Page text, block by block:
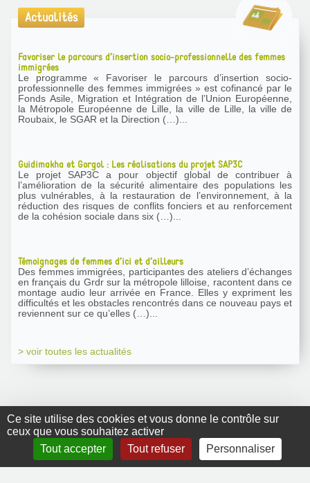
Ce site utilise des cookies et vous donne le contrôle sur
ceux que vous souhaitez activer
Tout accepter
Tout refuser Personnaliser
Actualités
Favoriser le parcours d’insertion socio-professionnelle des femmes
immigrées
Le programme « Favoriser le parcours d’insertion socio-
professionnelle des femmes immigrées » est cofinancé par le
Fonds Asile, Migration et Intégration de l’Union Européenne,
la Métropole Européenne de Lille, la ville de Lille, la ville de
Roubaix, le SGAR et la Direction (…)...
Guidimakha et Gorgol : Les réalisations du projet SAP3C
Le projet SAP3C a pour objectif global de contribuer à
l’amélioration de la sécurité alimentaire des populations les
plus vulnérables, à la restauration de l’environnement, à la
réduction des risques de conflits fonciers et au renforcement
de la cohésion sociale dans six (…)...
Témoignages de femmes d’ici et d’ailleurs
Des femmes immigrées, participantes des ateliers d’échanges
en français du Grdr sur la métropole lilloise, racontent dans ce
montage audio leur arrivée en France. Elles y expriment les
difficultés et les obstacles rencontrés dans ce nouveau pays et
reviennent sur ce qu’elles (…)...
> voir toutes les actualités
GRDR Copyright
2010 |RSS|Plan du site|Mentions légales|Contact